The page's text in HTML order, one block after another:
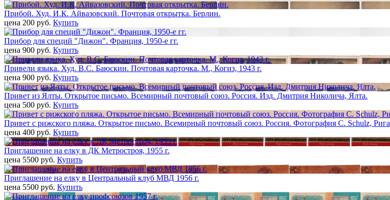
Прибой. Худ. И.К. Айвазовский. Почтовая открытка. Берлин.
цена 200 pуб. Купить
Прибор для специй "Дижон". Франция, 1950-е гг.
цена 900 pуб. Купить
Привели языка. Худ. В.С. Баюскин. Почтовая карточка. М., Когиз, 1943 г.
цена 900 pуб. Купить
Привет из Ялты. Открытое письмо. Всемирный почтовый союз. Россия. Изд. Дмитрия Николича, Ялта.
цена 500 pуб. Купить
Привет с рижского пляжа. Открытое письмо. Всемирный почтовый союз. Россия. Фотография С. Schulz, Рига
цена 400 pуб. Купить
Приглашение на елку в ДК Метростроя, 1955 г.
цена 5500 pуб. Купить
Приглашение на елку в Центральный клуб МВД 1956 г.
цена 5500 pуб. Купить